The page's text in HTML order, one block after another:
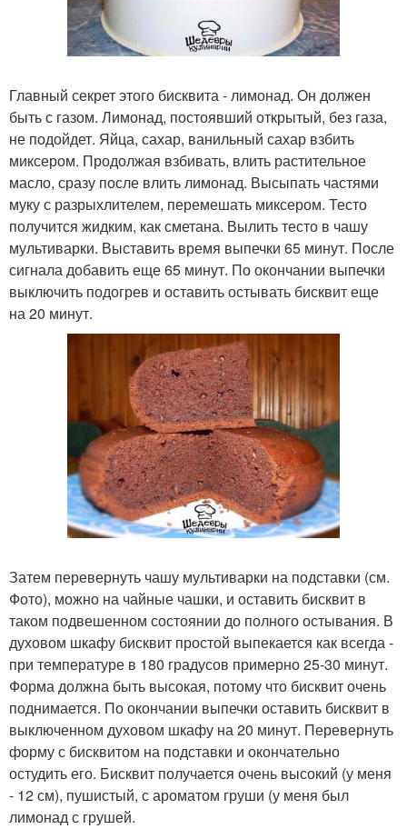
Главный секрет этого бисквита - лимонад. Он должен
быть с газом. Лимонад, постоявший открытый, без газа,
не подойдет. Яйца, сахар, ванильный сахар взбить
миксером. Продолжая взбивать, влить растительное
масло, сразу после влить лимонад. Высыпать частями
муку с разрыхлителем, перемешать миксером. Тесто
получится жидким, как сметана. Вылить тесто в чашу
мультиварки. Выставить время выпечки 65 минут. После
сигнала добавить еще 65 минут. По окончании выпечки
выключить подогрев и оставить остывать бисквит еще
на 20 минут.
Затем перевернуть чашу мультиварки на подставки (см.
Фото), можно на чайные чашки, и оставить бисквит в
таком подвешенном состоянии до полного остывания. В
духовом шкафу бисквит простой выпекается как всегда -
при температуре в 180 градусов примерно 25-30 минут.
Форма должна быть высокая, потому что бисквит очень
поднимается. По окончании выпечки оставить бисквит в
выключенном духовом шкафу на 20 минут. Перевернуть
форму с бисквитом на подставки и окончательно
остудить его. Бисквит получается очень высокий (у меня
- 12 см), пушистый, с ароматом груши (у меня был
лимонад с грушей.